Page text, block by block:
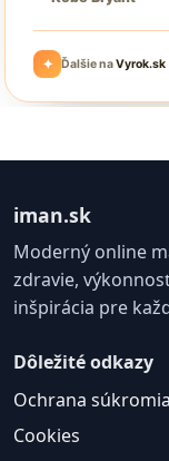
iman.sk
Moderný online
zdravie,
inšpirácia pre
Dôležité odkazy
Ochrana súkromia
Cookies